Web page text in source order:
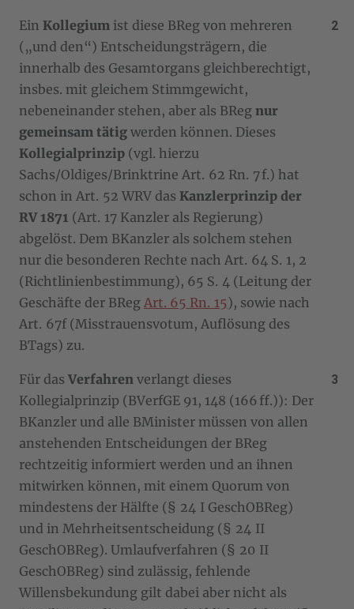
Ein Kollegium ist diese BReg von mehreren
(„und den“) Entscheidungsträgern, die
innerhalb des Gesamtorgans gleichberechtigt,
insbes. mit gleichem Stimmgewicht,
nebeneinander stehen, aber als BReg nur
gemeinsam tätig werden können. Dieses
Kollegialprinzip (vgl. hierzu
Sachs/Oldiges/Brinktrine Art. 62 Rn. 7 f.) hat
schon in Art. 52 WRV das Kanzlerprinzip der
RV 1871 (Art. 17 Kanzler als Regierung)
abgelöst. Dem BKanzler als solchem stehen
nur die besonderen Rechte nach Art. 64 S. 1, 2
(Richtlinienbestimmung), 65 S. 4 (Leitung der
Geschäfte der BReg Art. 65 Rn. 15), sowie nach
Art. 67f (Misstrauensvotum, Auflösung des
BTags) zu.
Für das Verfahren verlangt dieses
Kollegialprinzip (BVerfGE 91, 148 (166 ff.)): Der
BKanzler und alle BMinister müssen von allen
anstehenden Entscheidungen der BReg
rechtzeitig informiert werden und an ihnen
mitwirken können, mit einem Quorum von
mindestens der Hälfte (§ 24 I GeschOBReg)
und in Mehrheitsentscheidung (§ 24 II
GeschOBReg). Umlaufverfahren (§ 20 II
GeschOBReg) sind zulässig, fehlende
Willensbekundung gilt dabei aber nicht als